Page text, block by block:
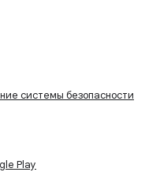
системы безопасности
Play